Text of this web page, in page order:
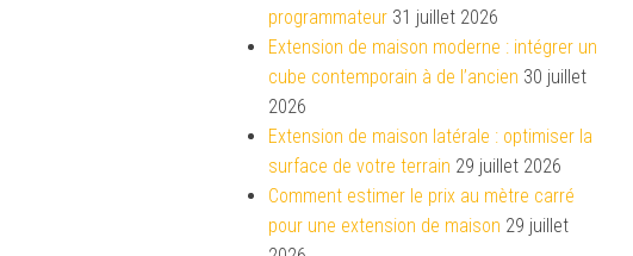
programmateur 31 juillet 2026
Extension de maison moderne : intégrer un
cube contemporain à de l’ancien 30 juillet
2026
Extension de maison latérale : optimiser la
surface de votre terrain 29 juillet 2026
Comment estimer le prix au mètre carré
pour une extension de maison 29 juillet